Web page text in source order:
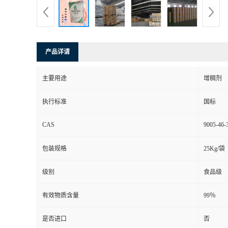
产品详请
主要用途 增稠剂
执行标准 国标
CAS 9005-46-
包装规格 25Kg/袋
级别 食品级
有效物质含量 99％
是否进口 否